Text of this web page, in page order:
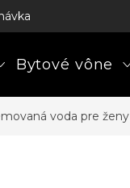
Bytové vône
voda pre ženy